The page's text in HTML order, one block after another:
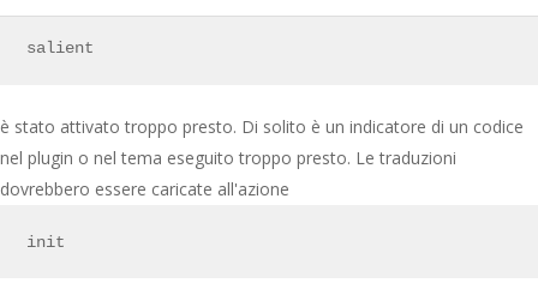
salient
è stato attivato troppo presto. Di solito è un indicatore di un codice
nel plugin o nel tema eseguito troppo presto. Le traduzioni
dovrebbero essere caricate all'azione
init